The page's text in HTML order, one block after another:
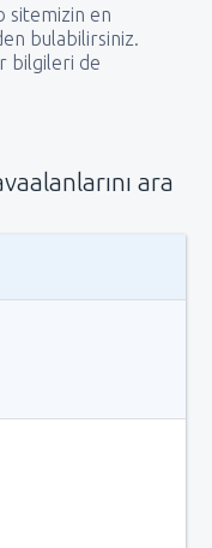
sitemizin en
bulabilirsiniz.
bilgileri de
ara